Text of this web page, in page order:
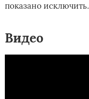
показано исключить.
Видео